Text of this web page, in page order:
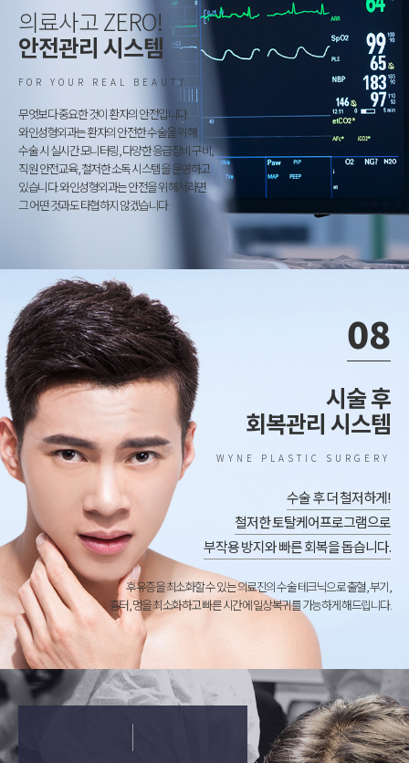
의료사고 ZERO!
안전관리 시스템
FOR YOUR REAL BEAUTY
무엇보다 중요한 것이 환자의 안전입니다.
와인성형외과는 환자의 안전한 수술을 위해
수술 시 실시간 모니터링, 다양한 응급장비 구비,
직원 안전교육, 철저한 소독 시스템을 운영하고
있습니다. 와인성형외과는 안전을 위해서라면
그 어떤 것과도 타협하지 않겠습니다.
08
시술 후
회복관리 시스템
WYNE PLASTIC SURGERY
수술 후 더 철저하게!
철저한 토탈케어프로그램으로
부작용 방지와 빠른 회복을 돕습니다.
후유증을 최소화할 수 있는 의료진의 수술 테크닉으로 출혈, 부기,
흉터, 멍을 최소화하고 빠른 시간에 일상복귀를 가능하게 해드립니다.